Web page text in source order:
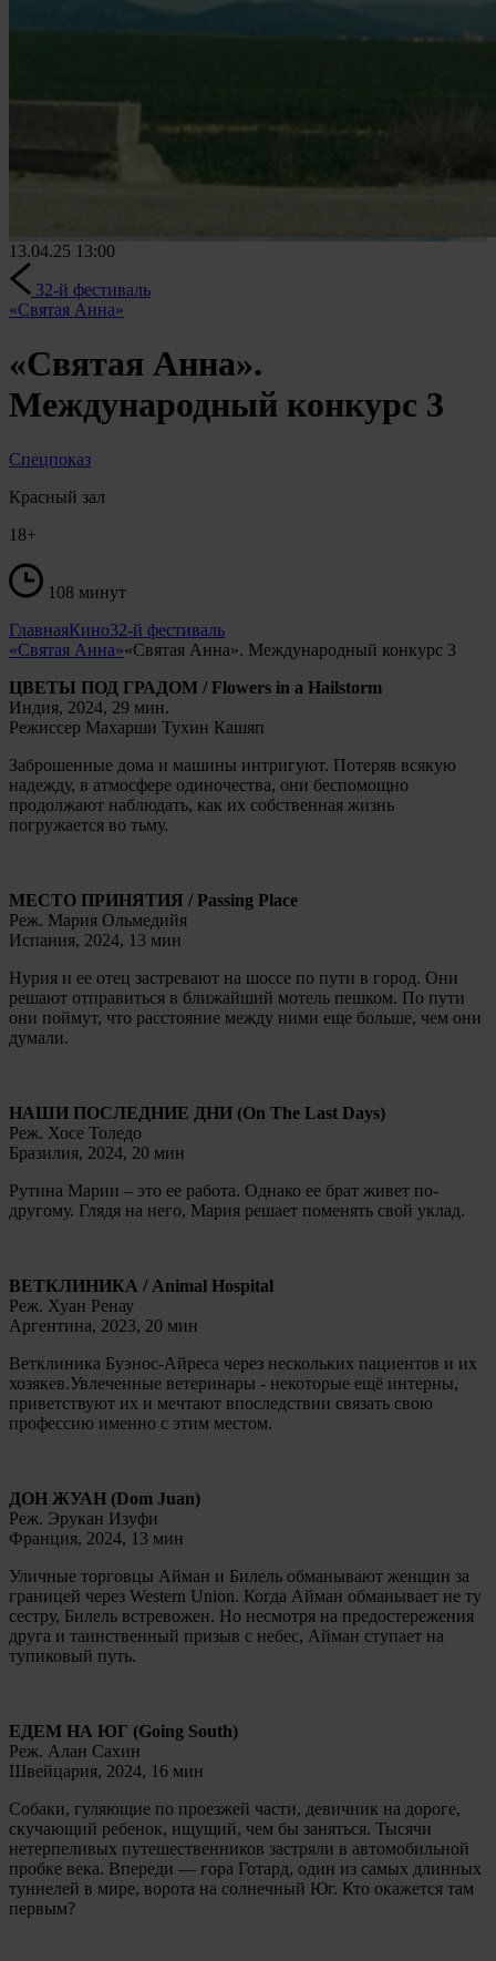
13.04.25 13:00
32-й фестиваль
«Святая Анна»
«Святая Анна».
Международный конкурс 3
Спецпоказ
Красный зал
18+
108 минут
ГлавнаяКино32-й фестиваль
«Святая Анна»«Святая Анна». Международный конкурс 3
ЦВЕТЫ ПОД ГРАДОМ / Flowers in a Hailstorm
Индия, 2024, 29 мин.
Режиссер Махарши Тухин Кашяп
Заброшенные дома и машины интригуют. Потеряв всякую
надежду, в атмосфере одиночества, они беспомощно
продолжают наблюдать, как их собственная жизнь
погружается во тьму.
МЕСТО ПРИНЯТИЯ / Passing Place
Реж. Мария Ольмедийя
Испания, 2024, 13 мин
Нурия и ее отец застревают на шоссе по пути в город. Они
решают отправиться в ближайший мотель пешком. По пути
они поймут, что расстояние между ними еще больше, чем они
думали.
НАШИ ПОСЛЕДНИЕ ДНИ (On The Last Days)
Реж. Хосе Толедо
Бразилия, 2024, 20 мин
Рутина Марии – это ее работа. Однако ее брат живет по-
другому. Глядя на него, Мария решает поменять свой уклад.
ВЕТКЛИНИКА / Animal Hospital
Реж. Хуан Ренау
Аргентина, 2023, 20 мин
Ветклиника Буэнос-Айреса через нескольких пациентов и их
хозякев.Увлеченные ветеринары - некоторые ещё интерны,
приветствуют их и мечтают впоследствии связать свою
профессию именно с этим местом.
ДОН ЖУАН (Dom Juan)
Реж. Эрукан Изуфи
Франция, 2024, 13 мин
Уличные торговцы Айман и Билель обманывают женщин за
границей через Western Union. Когда Айман обманывает не ту
сестру, Билель встревожен. Но несмотря на предостережения
друга и таинственный призыв с небес, Айман ступает на
тупиковый путь.
ЕДЕМ НА ЮГ (Going South)
Реж. Алан Сахин
Швейцария, 2024, 16 мин
Собаки, гуляющие по проезжей части, девичник на дороге,
скучающий ребенок, ищущий, чем бы заняться. Тысячи
нетерпеливых путешественников застряли в автомобильной
пробке века. Впереди — гора Готард, один из самых длинных
туннелей в мире, ворота на солнечный Юг. Кто окажется там
первым?